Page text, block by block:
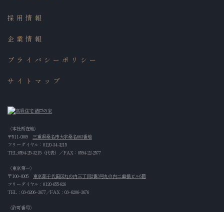
〈本社所在地〉
〒511-0009三重県桑名市大字桑名663番地
フリーダイヤル：0120-34-3215
TEL:0594-25-3215（代表）／FAX：0594-22-2577
〈東京第一〉
〒100‒0005 東京都千代田区丸の内三丁目2番3号丸の内二重橋ビル6階
フリーダイヤル：0120-655-626
TEL： 03‒6206‒3677／FAX：03‒6206‒3676
〈許可番号〉
採用情報
企業情報
プライバシーポリシー
サイトマップ